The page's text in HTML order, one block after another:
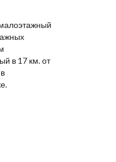
в 17 км. от